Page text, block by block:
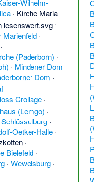
Wilhelm-
· Kirche Maria
·
Marienfeld ·
·
(Paderborn) ·
· Mindener Dom
Dom ·
Crollage ·
(Lemgo) ·
·
Oetker-Halle ·
·
Bielefeld ·
·Wewelsburg ·